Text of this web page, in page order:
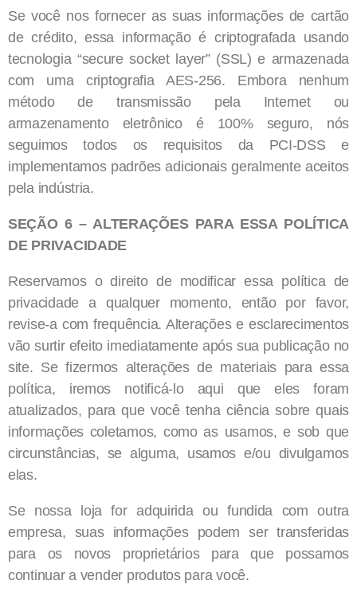
Se você nos fornecer as suas informações de cartão
de crédito, essa informação é criptografada usando
tecnologia “secure socket layer” (SSL) e armazenada
com uma criptografia AES-256. Embora nenhum
método de transmissão pela Internet ou
armazenamento eletrônico é 100% seguro, nós
seguimos todos os requisitos da PCI-DSS e
implementamos padrões adicionais geralmente aceitos
pela indústria.
SEÇÃO 6 – ALTERAÇÕES PARA ESSA POLÍTICA
DE PRIVACIDADE
Reservamos o direito de modificar essa política de
privacidade a qualquer momento, então por favor,
revise-a com frequência. Alterações e esclarecimentos
vão surtir efeito imediatamente após sua publicação no
site. Se fizermos alterações de materiais para essa
política, iremos notificá-lo aqui que eles foram
atualizados, para que você tenha ciência sobre quais
informações coletamos, como as usamos, e sob que
circunstâncias, se alguma, usamos e/ou divulgamos
elas.
Se nossa loja for adquirida ou fundida com outra
empresa, suas informações podem ser transferidas
para os novos proprietários para que possamos
continuar a vender produtos para você.